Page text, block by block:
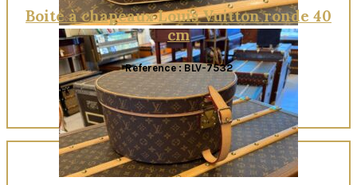
Boite à chapeaux Louis Vuitton ronde 40
cm
Reference : BLV-7532